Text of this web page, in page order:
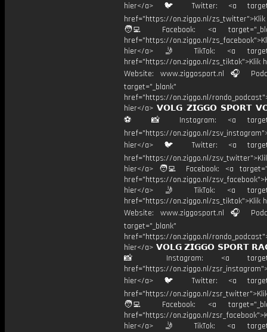
hier</a> 🐦 Twitter: <a
href="https://on.ziggo.nl/
🧑‍💻 Facebook: <a
href="https://on.ziggo.nl/
hier</a> 🤳 TikTok: <a
href="https://on.ziggo.nl/zs_tiktok">Klik
Website: www.ziggosport.nl 🎧
target="_blank"
href="https://on.ziggo.nl/
hier</a> 𝗩𝗢𝗟𝗚 𝗭𝗜𝗚𝗚𝗢 𝗦𝗣𝗢𝗥𝗧
⚽️ 📸 Instagram: <a
href="https://on.ziggo.nl/
hier</a> 🐦 Twitter: <a
href="https://on.ziggo.nl/
hier</a> 🧑‍💻 Facebook: <a
href="https://on.ziggo.nl/
hier</a> 🤳 TikTok: <a
href="https://on.ziggo.nl/zs_tiktok">Klik
Website: www.ziggosport.nl 🎧
target="_blank"
href="https://on.ziggo.nl/
hier</a> 𝗩𝗢𝗟𝗚 𝗭𝗜𝗚𝗚𝗢 𝗦𝗣𝗢𝗥𝗧
📸 Instagram: <a
href="https://on.ziggo.nl/
hier</a> 🐦 Twitter: <a
href="https://on.ziggo.nl/
🧑‍💻 Facebook: <a
href="https://on.ziggo.nl/
hier</a> 🤳 TikTok: <a